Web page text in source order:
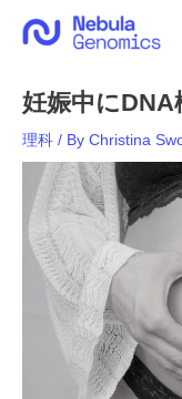
妊娠中にDNA
理科 / By Christina